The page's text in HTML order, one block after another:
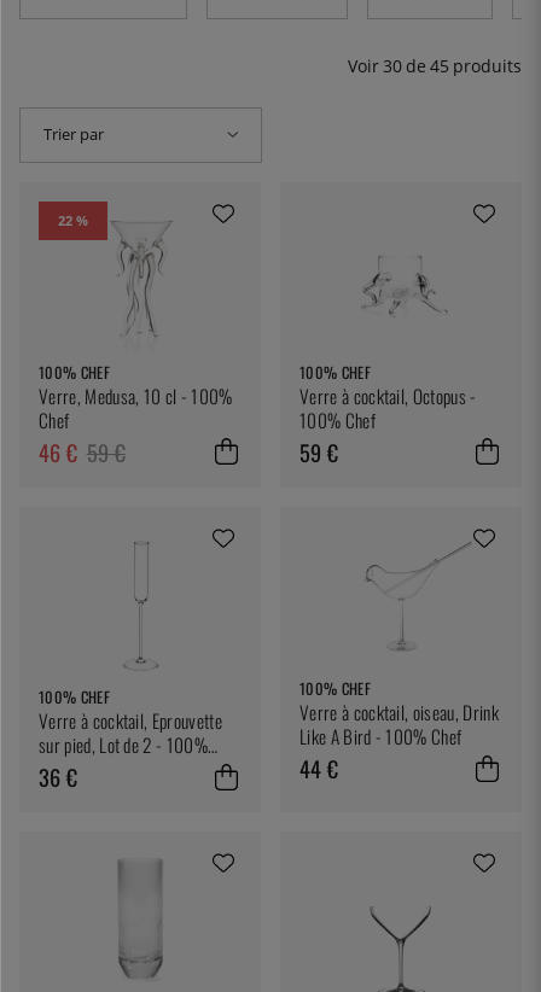
Voir 30 de 45 produits
Trier par
22 %
100% CHEF
Verre, Medusa, 10 cl - 100%
Chef
46 € 59 €
100% CHEF
Verre à cocktail, Octopus -
100% Chef
59 €
100% CHEF
Verre à cocktail, Eprouvette
sur pied, Lot de 2 - 100%
Chef
36 €
100% CHEF
Verre à cocktail, oiseau, Drink
Like A Bird - 100% Chef
44 €